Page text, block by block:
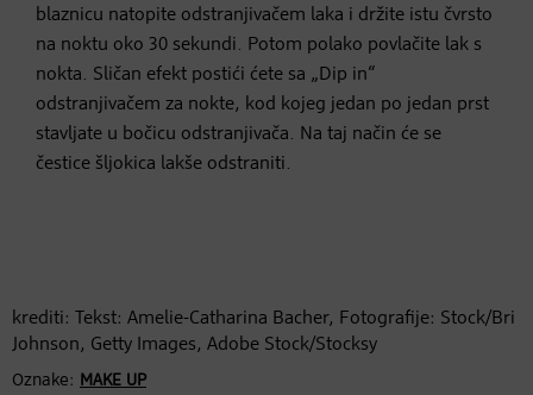
blaznicu natopite odstranjivačem laka i držite istu čvrsto
na noktu oko 30 sekundi. Potom polako povlačite lak s
nokta. Sličan efekt postići ćete sa „Dip in“
odstranjivačem za nokte, kod kojeg jedan po jedan prst
stavljate u bočicu odstranjivača. Na taj način će se
čestice šljokica lakše odstraniti.
krediti: Tekst: Amelie-Catharina Bacher, Fotografije: Stock/Bri
Johnson, Getty Images, Adobe Stock/Stocksy
Oznake: MAKE UP